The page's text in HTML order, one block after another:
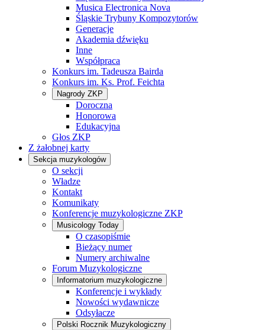
Musica Electronica Nova
Śląskie Trybuny Kompozytorów
Generacje
Akademia dźwięku
Inne
Współpraca
Konkurs im. Tadeusza Bairda
Konkurs im. Ks. Prof. Feichta
Nagrody ZKP
Doroczna
Honorowa
Edukacyjna
Głos ZKP
Z żałobnej karty
Sekcja muzykologów
O sekcji
Władze
Kontakt
Komunikaty
Konferencje muzykologiczne ZKP
Musicology Today
O czasopiśmie
Bieżący numer
Numery archiwalne
Forum Muzykologiczne
Informatorium muzykologiczne
Konferencje i wykłady
Nowości wydawnicze
Odsyłacze
Polski Rocznik Muzykologiczny